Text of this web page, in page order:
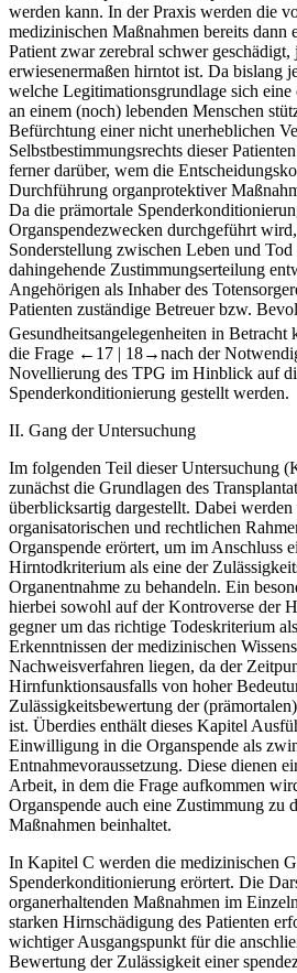
werden kann. In der Praxis werden die
medizinischen Maßnahmen bereits dann
Patient zwar zerebral schwer
erwiesenermaßen hirntot ist. Da bislang
welche Legitimationsgrundlage sich eine
an einem (noch) lebenden Menschen
Befürchtung einer nicht unerheblichen
Selbstbestimmungsrechts dieser
ferner darüber, wem die
Durchführung organprotektiver
Da die prämortale
Organspendezwecken durchgeführt
Sonderstellung zwischen Leben und Tod
dahingehende Zustimmungserteilung
Angehörigen als Inhaber des
Patienten zuständige Betreuer bzw.
Gesundheitsangelegenheiten in Betracht
die Frage ←17 | 18→nach der
Novellierung des TPG im Hinblick auf
Spenderkonditionierung gestellt werden.
II. Gang der Untersuchung
Im folgenden Teil dieser Untersuchung
zunächst die Grundlagen des
überblicksartig dargestellt. Dabei
organisatorischen und rechtlichen
Organspende erörtert, um im Anschluss
Hirntodkriterium als eine der
Organentnahme zu behandeln. Ein
hierbei sowohl auf der Kontroverse der
gegner um das richtige Todeskriterium
Erkenntnissen der medizinischen
Nachweisverfahren liegen, da der
Hirnfunktionsausfalls von hoher
Zulässigkeitsbewertung der
ist. Überdies enthält dieses Kapitel
Einwilligung in die Organspende als
Entnahmevoraussetzung. Diese dienen
Arbeit, in dem die Frage aufkommen
Organspende auch eine Zustimmung zu
Maßnahmen beinhaltet.
In Kapitel C werden die medizinischen
Spenderkonditionierung erörtert. Die
organerhaltenden Maßnahmen im
starken Hirnschädigung des Patienten
wichtiger Ausgangspunkt für die
Bewertung der Zulässigkeit einer